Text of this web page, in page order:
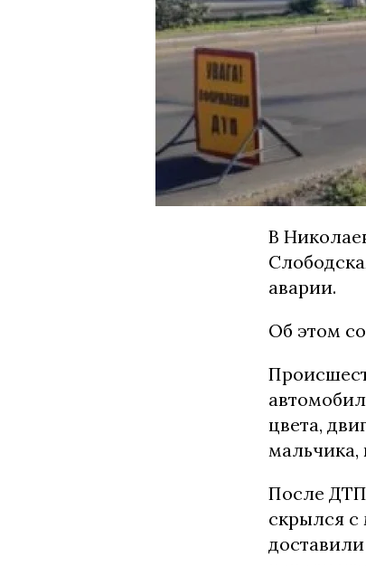
В
аварии.
Об этом
цвета,
мальчика,
После ДТП
скрылся